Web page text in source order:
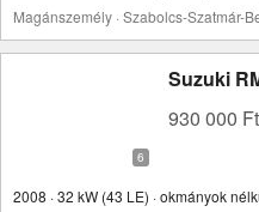
Magánszemély · Szabolcs-Szatmár-
Suzuki
930 000 Ft
2008 · 32 kW (43 LE) · okmányok